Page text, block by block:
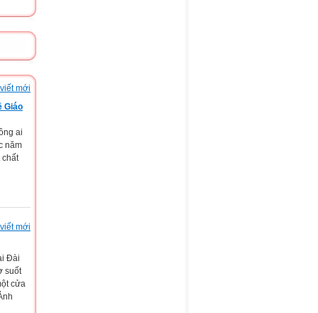
mới
Giáo
ai
năm
chất
mới
Đài
suốt
cửa